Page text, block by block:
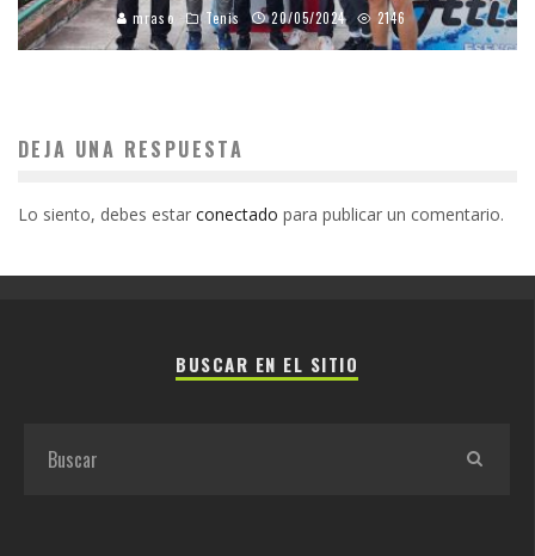
mraso Tenis 20/05/2024 2146
DEJA UNA RESPUESTA
Lo siento, debes estar conectado para publicar un comentario.
BUSCAR EN EL SITIO